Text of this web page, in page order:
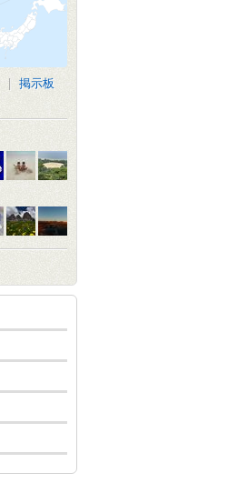
| 掲示板